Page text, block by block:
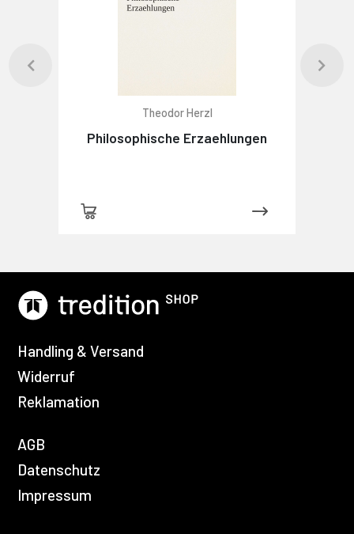
Theodor Herzl
Philosophische Erzaehlungen
Handling & Versand
Widerruf
Reklamation
AGB
Datenschutz
Impressum